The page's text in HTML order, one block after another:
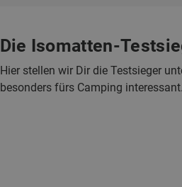
Die Isomatten-
Hier stellen wir Dir die Testsieger
besonders fürs Camping interessant.